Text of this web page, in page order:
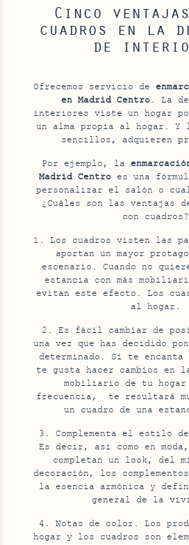
Cinco
cuadros en la
de
Ofrecemos servicio de
en Madrid Centro. La
interiores viste un hogar
un alma propia al hogar. Y
sencillos, adquieren
Por ejemplo, la
Madrid Centroes una
personalizar el salón o
¿Cuáles son las ventajas
con cuadros?
1. Los cuadros visten las
aportan un mayor
escenario. Cuando no
estancia con más
evitan este efecto. Los
al hogar.
2. Es fácil cambiar de
una vez que has decidido
determinado. Si te
te gusta hacer cambios en
mobiliario de tu
frecuencia, te resultará
un cuadro de una
3. Complementa el estilo
Es decir, así como en
completan un look, del
decoración, los
la esencia armónica y
general de la
4. Notas de color. Los
hogar y los cuadros son